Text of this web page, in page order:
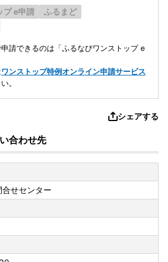
プ e申請
ふるまど
請できるのは「ふるなびワンストップ e
ワンストップ特例オンライン申請サービス
。
シェアする
合わせ先
せセンター